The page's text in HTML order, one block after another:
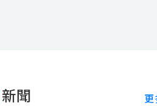
新聞 更